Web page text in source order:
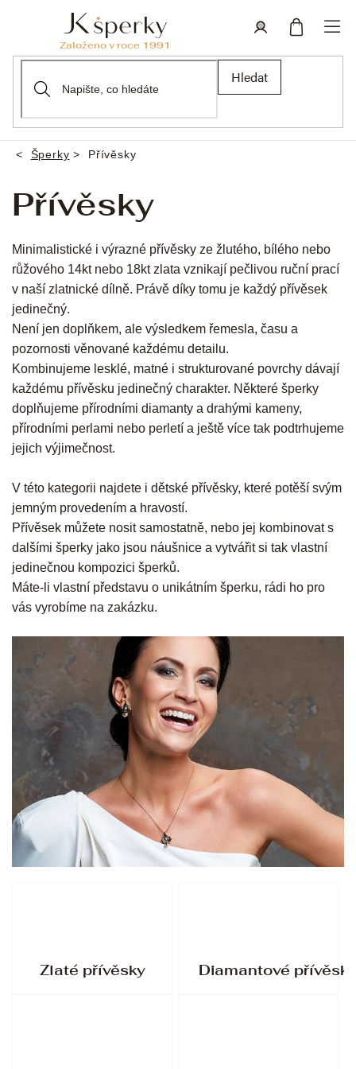
Hledat
Domů
Šperky Přívěsky
Přívěsky
Minimalistické i výrazné přívěsky ze žlutého, bílého nebo
růžového 14kt nebo 18kt zlata vznikají pečlivou ruční prací
v naší zlatnické dílně. Právě díky tomu je každý přívěsek
jedinečný.
Není jen doplňkem, ale výsledkem řemesla, času a
pozornosti věnované každému detailu.
Kombinujeme lesklé, matné i strukturované povrchy dávají
každému přívěsku jedinečný charakter. Některé šperky
doplňujeme přírodními diamanty a drahými kameny,
přírodními perlami nebo perletí a ještě více tak podtrhujeme
jejich výjimečnost.
V této kategorii najdete i dětské přívěsky, které potěší svým
jemným provedením a hravostí.
Přívěsek můžete nosit samostatně, nebo jej kombinovat s
dalšími šperky jako jsou náušnice a vytvářit si tak vlastní
jedinečnou kompozici šperků.
Máte-li vlastní představu o unikátním šperku, rádi ho pro
vás vyrobíme na zakázku.
Zlaté přívěsky Diamantové přívěsky